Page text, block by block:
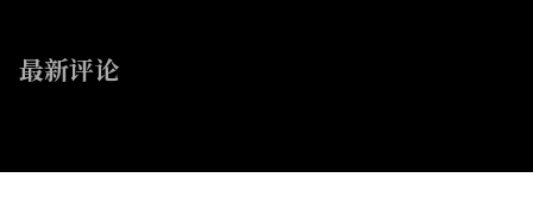
最新评论